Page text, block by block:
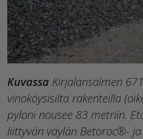
Kuvassa Kirjalansalmen
vinoköysisilta rakenteilla
pyloni nousee 83 metriin.
liittyvän väylän Betoroc®-